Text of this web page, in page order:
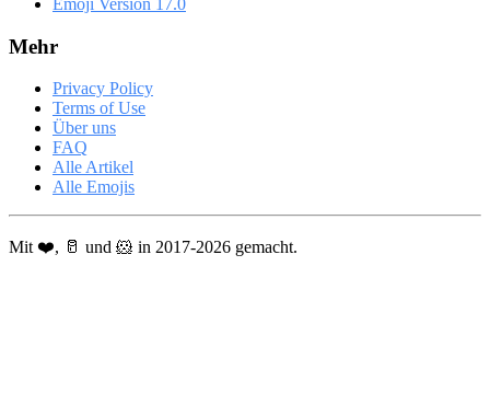
Emoji Version 17.0
Mehr
Privacy Policy
Terms of Use
Über uns
FAQ
Alle Artikel
Alle Emojis
Mit ❤️, 🥛 und 🐹 in 2017-2026 gemacht.